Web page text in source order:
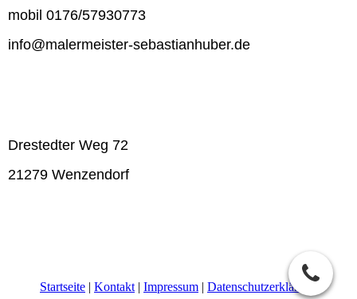
mobil 0176/57930773
info@malermeister-sebastianhuber.de
Drestedter Weg 72
21279 Wenzendorf
Startseite | Kontakt | Impressum | Datenschutzerklärung